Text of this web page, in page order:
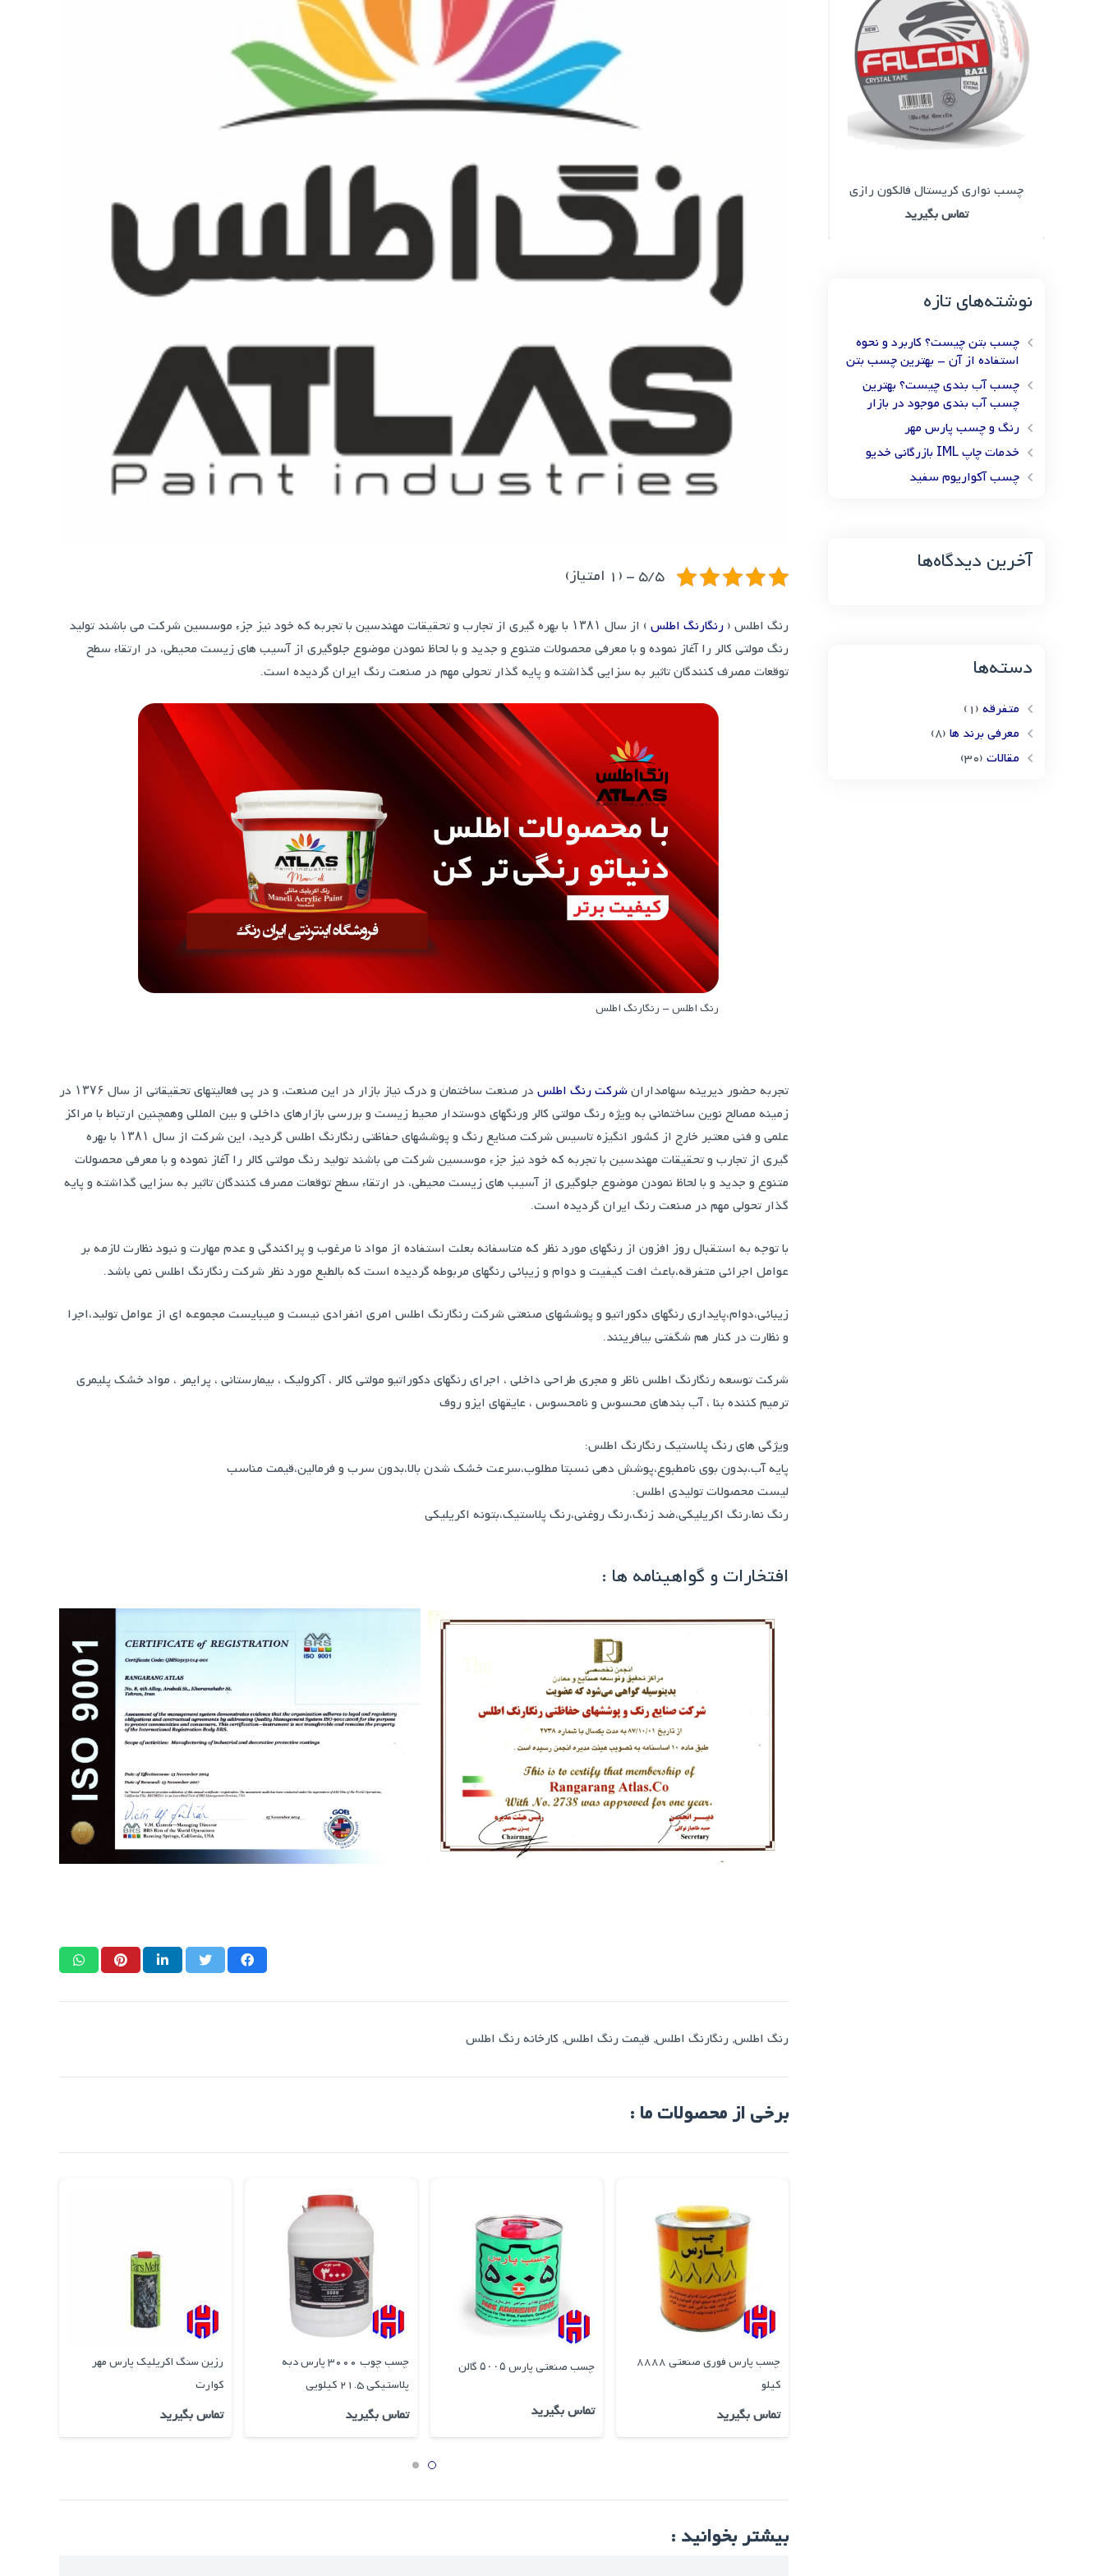
چسب نواری کریستال فالکون رازی
تماس بگیرید
چسب آهن رازی مدل Metallplast
چسب قطره‌ای 1.5 میل رازی
تماس بگیرید
چسب قطره‌ای 1 میل (1 mil) رازی
تماس بگیرید
نوشته‌های تازه
چسب بتن چیست؟ کاربرد و نحوه
استفاده از آن – بهترین چسب بتن
چسب آب بندی چیست؟ بهترین
چسب آب بندی موجود در بازار
رنگ و چسب پارس مهر
خدمات چاپ IML بازرگانی خدیو
چسب آکواریوم سفید
آخرین دیدگاه‌ها
دسته‌ها
متفرقه (1)
معرفی برند ها (8)
مقالات (30)
5/5 - (1 امتیاز)
رنگ اطلس ( رنگارنگ اطلس
) از سال ۱۳۸۱ با بهره گیری از تجارب و تحقيقات مهندسین با تجربه که خود نیز جزء موسسين شرکت می باشند تولید
رنگ مولتی کالر را آغاز نموده و با معرفی محصولات متنوع و جدید و با لحاظ نمودن موضوع جلوگیری از آسیب های زیست محیطی، در ارتقاء سطح
توقعات مصرف کنندگان تاثیر به سزایی گذاشته و پایه گذار تحولی مهم در صنعت رنگ ایران گردیده است.
رنگ اطلس – رنگارنگ اطلس
تجربه حضور ديرينه سهامدارانشرکت رنگ اطلس
در صنعت ساختمان و درک نیاز بازار در این صنعت، و در پی فعالیتهای تحقیقاتی از سال ۱۳۷۶ در
زمينه مصالح نوین ساختمانی به ویژه رنگ مولتی کالر ورنگهای دوستدار محيط زيست و بررسی بازارهای داخلی و بین المللی وهمچنین ارتباط با مراکز
علمی و فنی معتبر خارج از کشور انگیزه تاسیس شرکت صنایع رنگ و پوششهای حفاظتی رنگارنگ اطلس گردید، این شرکت از سال ۱۳۸۱ با بهره
گیری از تجارب و تحقیقات مهندسین با تجربه که خود نیز جزء موسسین شرکت می باشند تولید رنگ مولتی کالر را آغاز نموده و با معرفی محصولات
متنوع و جدید و با لحاظ نمودن موضوع جلوگیری از آسیب های زیست محیطی، در ارتقاء سطح توقعات مصرف کنندگان تاثیر به سزایی گذاشته و پایه
گذار تحولی مهم در صنعت رنگ ایران گردیده است.
با توجه به استقبال روز افزون از رنگهای مورد نظر که متاسفانه بعلت استفاده از مواد نا مرغوب و پراکندگی و عدم مهارت و نبود نظارت لازمه بر
عوامل اجرائی متفرقه،باعث افت کیفیت و دوام و زیبائی رنگهای مربوطه گردیده است که بالطبع مورد نظر شرکت رنگارنگ اطلس نمی باشد.
زیبائی،دوام،پایداری رنگهای دکوراتیو و پوششهای صنعتی شرکت رنگارنگ اطلس امری انفرادی نیست و میبایست مجموعه ای از عوامل تولید،اجرا
و نظارت در کنار هم شگفتی بیافرینند.
شرکت توسعه رنگارنگ اطلس ناظر و مجری طراحی داخلی ، اجرای رنگهای دکوراتیو مولتی کالر ، آکرولیک ، بیمارستانی ، پرایمر ، مواد خشک پلیمری
ترمیم کننده بنا ، آب بندهای محسوس و نامحسوس ، عایقهای ایزو روف
ویژگی های رنگ پلاستیک رنگارنگ اطلس:
پایه آب،بدون بوی نامطبوع،پوشش دهی نسبتا مطلوب،سرعت خشک شدن بالا،بدون سرب و فرمالین،قیمت مناسب
لیست محصولات تولیدی اطلس:
رنگ نما،رنگ اکریلیکی،ضد زنگ،رنگ روغنی،رنگ پلاستیک،بتونه اکریلیکی
افتخارات و گواهینامه ها :
رنگ اطلس, رنگارنگ اطلس, قیمت رنگ اطلس, کارخانه رنگ اطلس
برخی از محصولات ما :
چسب پارس فوری صنعتی 8888
کیلو
تماس بگیرید
چسب صنعتی پارس ۵۰۰۵ گالن
تماس بگیرید
چسب چوب 3000 پارس دبه
پلاستیكی 21.5 كیلویی
تماس بگیرید
رزین سنگ اکریلیک پارس مهر
کوارت
تماس بگیرید
بیشتر بخوانید :